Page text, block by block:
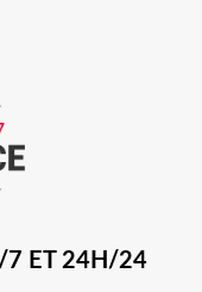
7 ET 24H/24